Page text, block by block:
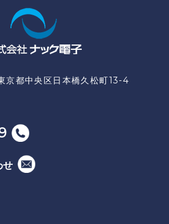
都中央区日本橋久松町13-4
せ